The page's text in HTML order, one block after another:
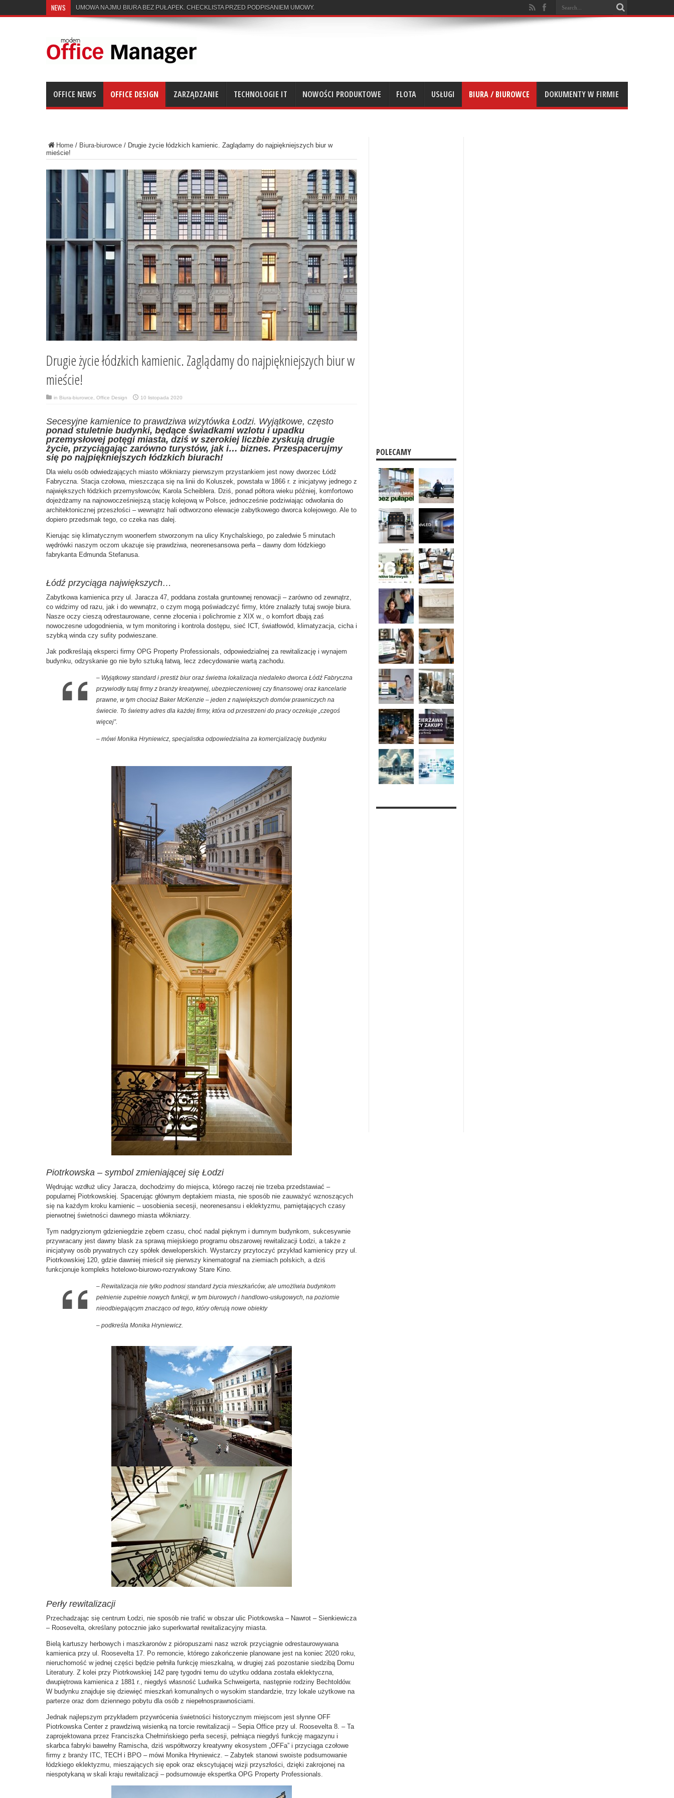
NEWS UMOWA NAJMU BIURA BEZ PUŁAPEK. CHECKLISTA PRZED PODPISANIEM UMOWY.
OFFICE NEWS OFFICE DESIGN ZARZĄDZANIE TECHNOLOGIE IT NOWOŚCI PRODUKTOWE FLOTA USŁUGI BIURA / BIUROWCE DOKUMENTY W FIRMIE
Home / Biura-biurowce / Drugie życie łódzkich kamienic. Zaglądamy do najpiękniejszych biur w
mieście!
Drugie życie łódzkich kamienic. Zaglądamy do najpiękniejszych biur w
mieście!
in Biura-biurowce Office Design 10 listopada 2020
Secesyjne kamienice to prawdziwa wizytówka Łodzi. Wyjątkowe, często
ponad stuletnie budynki, będące świadkami wzlotu i upadku
przemysłowej potęgi miasta, dziś w szerokiej liczbie zyskują drugie
życie, przyciągając zarówno turystów, jak i… biznes. Przespacerujmy
się po najpiękniejszych łódzkich biurach!
Dla wielu osób odwiedzających miasto włókniarzy pierwszym przystankiem jest nowy dworzec Łódź
Fabryczna. Stacja czołowa, mieszcząca się na linii do Koluszek, powstała w 1866 r. z inicjatywy jednego z
największych łódzkich przemysłowców, Karola Scheiblera. Dziś, ponad półtora wieku później, komfortowo
dojeżdżamy na najnowocześniejszą stację kolejową w Polsce, jednocześnie podziwiając odwołania do
architektonicznej przeszłości – wewnątrz hali odtworzono elewacje zabytkowego dworca kolejowego. Ale to
dopiero przedsmak tego, co czeka nas dalej.
Kierując się klimatycznym woonerfem stworzonym na ulicy Knychalskiego, po zaledwie 5 minutach
wędrówki naszym oczom ukazuje się prawdziwa, neorenesansowa perła – dawny dom łódzkiego
fabrykanta Edmunda Stefanusa.
Łódź przyciąga największych…
Zabytkowa kamienica przy ul. Jaracza 47, poddana została gruntownej renowacji – zarówno od zewnątrz,
co widzimy od razu, jak i do wewnątrz, o czym mogą poświadczyć firmy, które znalazły tutaj swoje biura.
Nasze oczy cieszą odrestaurowane, cenne złocenia i polichromie z XIX w., o komfort dbają zaś
nowoczesne udogodnienia, w tym monitoring i kontrola dostępu, sieć ICT, światłowód, klimatyzacja, cicha i
szybką winda czy sufity podwieszane.
Jak podkreślają eksperci firmy OPG Property Professionals, odpowiedzialnej za rewitalizację i wynajem
budynku, odzyskanie go nie było sztuką łatwą, lecz zdecydowanie wartą zachodu.
– Wyjątkowy standard i prestiż biur oraz świetna lokalizacja niedaleko dworca Łódź Fabryczna
przywiodły tutaj firmy z branży kreatywnej, ubezpieczeniowej czy finansowej oraz kancelarie
prawne, w tym chociaż Baker McKenzie – jeden z największych domów prawniczych na
świecie. To świetny adres dla każdej firmy, która od przestrzeni do pracy oczekuje „czegoś
więcej”.
– mówi Monika Hryniewicz, specjalistka odpowiedzialna za komercjalizację budynku
Piotrkowska – symbol zmieniającej się Łodzi
Wędrując wzdłuż ulicy Jaracza, dochodzimy do miejsca, którego raczej nie trzeba przedstawiać –
popularnej Piotrkowskiej. Spacerując głównym deptakiem miasta, nie sposób nie zauważyć wznoszących
się na każdym kroku kamienic – uosobienia secesji, neorenesansu i eklektyzmu, pamiętających czasy
pierwotnej świetności dawnego miasta włókniarzy.
Tym nadgryzionym gdzieniegdzie zębem czasu, choć nadal pięknym i dumnym budynkom, sukcesywnie
przywracany jest dawny blask za sprawą miejskiego programu obszarowej rewitalizacji Łodzi, a także z
inicjatywy osób prywatnych czy spółek deweloperskich. Wystarczy przytoczyć przykład kamienicy przy ul.
Piotrkowskiej 120, gdzie dawniej mieścił się pierwszy kinematograf na ziemiach polskich, a dziś
funkcjonuje kompleks hotelowo-biurowo-rozrywkowy Stare Kino.
– Rewitalizacja nie tylko podnosi standard życia mieszkańców, ale umożliwia budynkom
pełnienie zupełnie nowych funkcji, w tym biurowych i handlowo-usługowych, na poziomie
nieodbiegającym znacząco od tego, który oferują nowe obiekty
– podkreśla Monika Hryniewicz.
Perły rewitalizacji
Przechadzając się centrum Łodzi, nie sposób nie trafić w obszar ulic Piotrkowska – Nawrot – Sienkiewicza
– Roosevelta, określany potocznie jako superkwartał rewitalizacyjny miasta.
Bielą kartuszy herbowych i maszkaronów z pióropuszami nasz wzrok przyciągnie odrestaurowywana
kamienica przy ul. Roosevelta 17. Po remoncie, którego zakończenie planowane jest na koniec 2020 roku,
nieruchomość w jednej części będzie pełniła funkcję mieszkalną, w drugiej zaś pozostanie siedzibą Domu
Literatury. Z kolei przy Piotrkowskiej 142 parę tygodni temu do użytku oddana została eklektyczna,
dwupiętrowa kamienica z 1881 r., niegdyś własność Ludwika Schweigerta, następnie rodziny Bechtoldów.
W budynku znajduje się dziewięć mieszkań komunalnych o wysokim standardzie, trzy lokale użytkowe na
parterze oraz dom dziennego pobytu dla osób z niepełnosprawnościami.
Jednak najlepszym przykładem przywrócenia świetności historycznym miejscom jest słynne OFF
Piotrkowska Center z prawdziwą wisienką na torcie rewitalizacji – Sepia Office przy ul. Roosevelta 8. – Ta
zaprojektowana przez Franciszka Chełmińskiego perła secesji, pełniąca niegdyś funkcję magazynu i
skarbca fabryki bawełny Ramischa, dziś współtworzy kreatywny ekosystem „OFFa” i przyciąga czołowe
firmy z branży ITC, TECH i BPO – mówi Monika Hryniewicz. – Zabytek stanowi swoiste podsumowanie
łódzkiego eklektyzmu, mieszających się epok oraz ekscytującej wizji przyszłości, dzięki zakrojonej na
niespotykaną w skali kraju rewitalizacji – podsumowuje ekspertka OPG Property Professionals.
POLECAMY